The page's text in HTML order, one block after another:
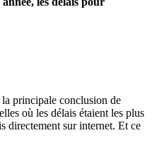
principale conclusion de
où les délais étaient les plus
directement sur internet. Et ce